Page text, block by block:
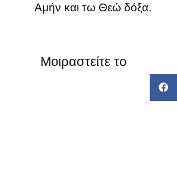
Αμήν και τω Θεώ δόξα.
Μοιραστείτε το